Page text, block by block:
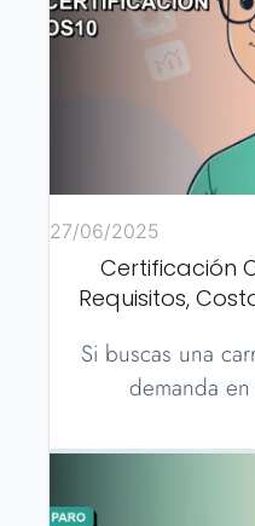
27/06/2025
Certificación
Requisitos,
Si buscas una
demanda